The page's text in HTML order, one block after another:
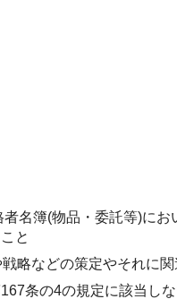
名簿(物品・委託等)に
と
略などの策定やそれに
条の4の規定に該当し